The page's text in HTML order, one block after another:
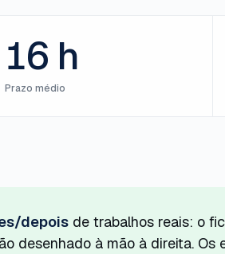
16 h
Prazo médio
depois de trabalhos reais: o
desenhado à mão à direita. Os